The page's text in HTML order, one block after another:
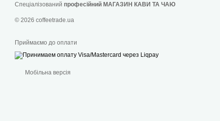
звузити вибір та
Перегляньте
Якщо вам потрібна
найкращий пристрій
недорого у Луцьку
Важливо порівняти
Спеціалізований професійний МАГАЗИН КАВИ ТА ЧАЮ
© 2026 coffeetrade.ua
Приймаємо до оплати
Мобільна версія